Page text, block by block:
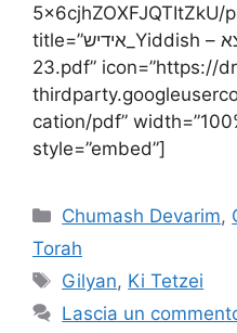
5x6cjhZOXFJQTItZkU/
title=”אידיש_Yiddish – זרע שמשון פרשת כי תצא
23.pdf” icon=”https://drive-
cation/pdf”
style=”embed”]
Chumash Devarim,
Torah
Gilyan, Ki Tetzei
Lascia un